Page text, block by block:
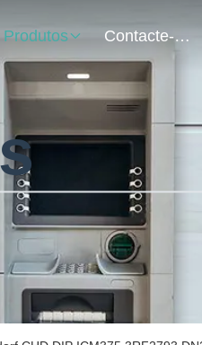
Produtos Contacte-Nos